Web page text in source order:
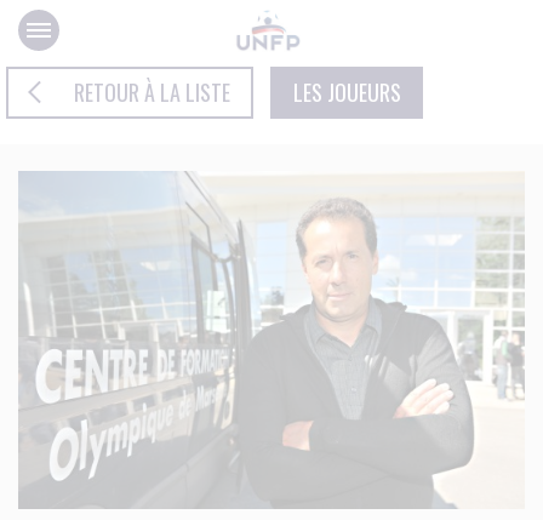
Panneau de gestion des cookies
RETOUR À LA LISTE LES JOUEURS